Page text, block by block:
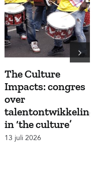
The Culture
Impacts: congres
over
talentontwikkeling
in ‘the culture’
13 juli 2026